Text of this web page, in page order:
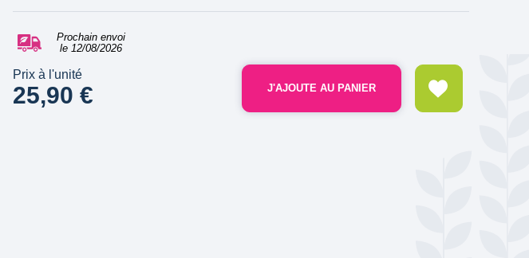
Prochain envoi
le 12/08/2026
Prix à l'unité
25,90 € J'AJOUTE AU PANIER